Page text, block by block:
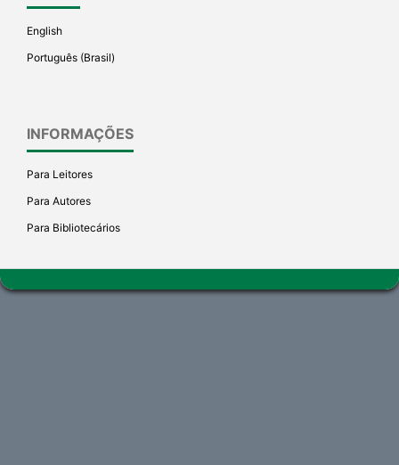
English
Português (Brasil)
INFORMAÇÕES
Para Leitores
Para Autores
Para Bibliotecários